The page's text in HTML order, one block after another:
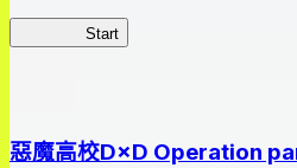
Start
惡魔高校D×D Operation